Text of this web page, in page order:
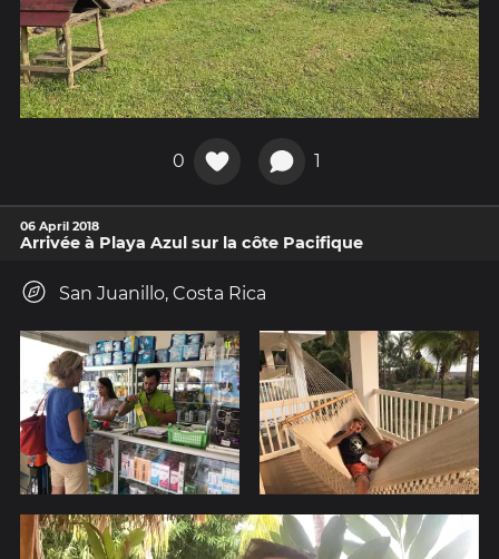
0 1
06 April 2018
Arrivée à Playa Azul sur la côte Pacifique
San Juanillo, Costa Rica